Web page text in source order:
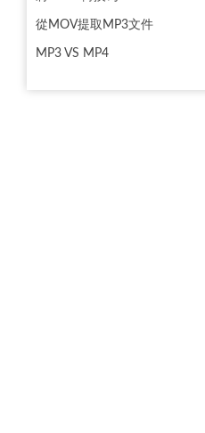
從MOV提取MP3文件
MP3 VS MP4